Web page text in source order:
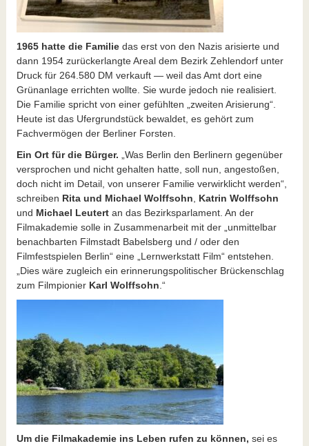
1965 hatte die Familiedas erst von den Nazis arisierte und
dann 1954 zurückerlangte Areal dem Bezirk Zehlendorf unter
Druck für 264.580 DM verkauft — weil das Amt dort eine
Grünanlage errichten wollte. Sie wurde jedoch nie realisiert.
Die Familie spricht von einer gefühlten „zweiten Arisierung“.
Heute ist das Ufergrundstück bewaldet, es gehört zum
Fachvermögen der Berliner Forsten.
Ein Ort für die Bürger. „Was Berlin den Berlinern gegenüber
versprochen und nicht gehalten hatte, soll nun, angestoßen,
doch nicht im Detail, von unserer Familie verwirklicht werden“,
schreiben Rita und Michael Wolffsohn
Katrin Wolffsohn
und Michael Leutertan das Bezirksparlament. An der
Filmakademie solle in Zusammenarbeit mit der „unmittelbar
benachbarten Filmstadt Babelsberg und / oder den
Filmfestspielen Berlin“ eine „Lernwerkstatt Film“ entstehen.
„Dies wäre zugleich ein erinnerungspolitischer Brückenschlag
zum Filmpionier Karl Wolffsohn .“
Um die Filmakademie ins Leben rufen zu können, sei es